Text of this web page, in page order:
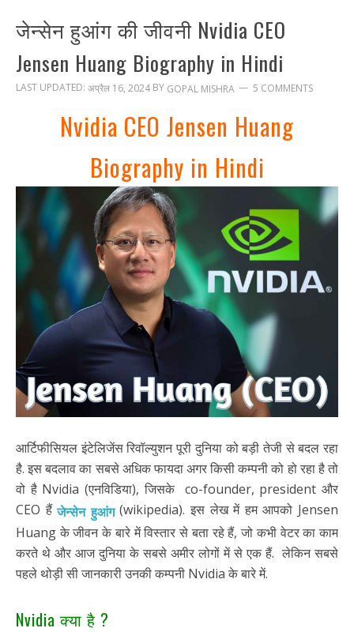
जेन्सेन हुआंग की जीवनी Nvidia CEO
Jensen Huang Biography in Hindi
LAST UPDATED: अप्रैल 16, 2024 BY GOPAL MISHRA 5 COMMENTS
Nvidia CEO Jensen Huang
Biography in Hindi
आर्टिफीसियल इंटेलिजेंस रिवॉल्युशन पूरी दुनिया को बड़ी तेजी से बदल रहा
है. इस बदलाव का सबसे अधिक फायदा अगर किसी कम्पनी को हो रहा है तो
वो है Nvidia (एनविडिया), जिसके co-founder, president और
CEO हैंजेन्सेन हुआंग(wikipedia). इस लेख में हम आपको Jensen
Huang के जीवन के बारे में विस्तार से बता रहे हैं, जो कभी वेटर का काम
करते थे और आज दुनिया के सबसे अमीर लोगों में से एक हैं. लेकिन सबसे
पहले थोड़ी सी जानकारी उनकी कम्पनी Nvidia के बारे में.
Nvidia क्या है ?